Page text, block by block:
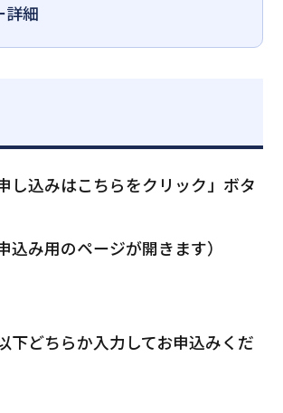
詳細
し込みはこちらをクリック」ボタ
み用のページが開きます）
下どちらか入力してお申込みくだ